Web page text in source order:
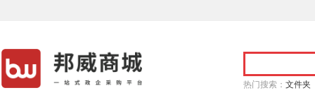
热门搜索： 文件夹